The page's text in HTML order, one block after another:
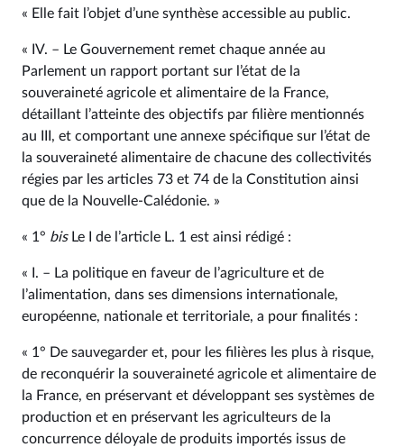
« Elle fait l’objet d’une synthèse accessible au public.
« IV. – Le Gouvernement remet chaque année au
Parlement un rapport portant sur l’état de la
souveraineté agricole et alimentaire de la France,
détaillant l’atteinte des objectifs par filière mentionnés
au III, et comportant une annexe spécifique sur l’état de
la souveraineté alimentaire de chacune des collectivités
régies par les articles 73 et 74 de la Constitution ainsi
que de la Nouvelle-Calédonie. »
« 1° bisLe I de l’article L. 1 est ainsi rédigé :
« I. – La politique en faveur de l’agriculture et de
l’alimentation, dans ses dimensions internationale,
européenne, nationale et territoriale, a pour finalités :
« 1° De sauvegarder et, pour les filières les plus à risque,
de reconquérir la souveraineté agricole et alimentaire de
la France, en préservant et développant ses systèmes de
production et en préservant les agriculteurs de la
concurrence déloyale de produits importés issus de